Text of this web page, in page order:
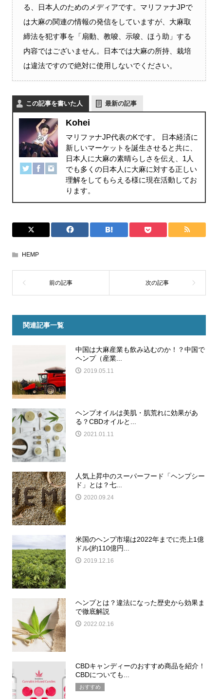
る、日本人のためのメディアです。マリファナJPで
は大麻の関連の情報の発信をしていますが、大麻取
締法を犯す事を「扇動、教唆、示唆、ほう助」する
内容ではございません。日本では大麻の所持、栽培
は違法ですので絶対に使用しないでください。
この記事を書いた人 最新の記事
Kohei
マリファナJP代表のKです。 日本経済に
新しいマーケットを誕生させると共に、
日本人に大麻の素晴らしさを伝え、1人
でも多くの日本人に大麻に対する正しい
理解をしてもらえる様に現在活動してお
ります。
HEMP
関連記事一覧
中国は大麻産業も飲み込むのか！？中国で
ヘンプ（産業...
2019.05.11
ヘンプオイルは美肌・肌荒れに効果があ
る？CBDオイルと...
2021.01.11
人気上昇中のスーパーフード「ヘンプシー
ド」とは？七...
2020.09.24
米国のヘンプ市場は2022年までに売上1億
ドル(約110億円...
2019.12.16
ヘンプとは？違法になった歴史から効果ま
で徹底解説
2022.02.16
CBDキャンディーのおすすめ商品を紹介！
CBDについても...
おすすめ